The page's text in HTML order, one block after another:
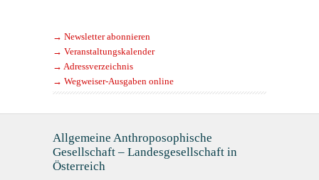
→ Newsletter abonnieren
→ Veranstaltungskalender
→ Adressverzeichnis
→ Wegweiser-Ausgaben online
Allgemeine Anthroposophische
Gesellschaft – Landesgesellschaft in
Österreich